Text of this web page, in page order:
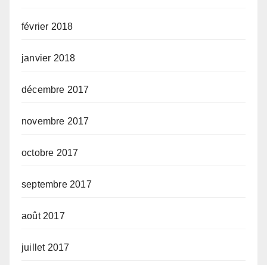
février 2018
janvier 2018
décembre 2017
novembre 2017
octobre 2017
septembre 2017
août 2017
juillet 2017